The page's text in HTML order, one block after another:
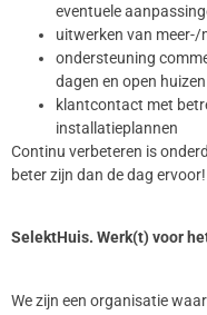
eventuele
uitwerken van
ondersteuning
dagen en open huizen
klantcontact met
installatieplannen
Continu verbeteren is
beter zijn dan de dag ervoor!
SelektHuis. Werk(t) voor
We zijn een organisatie